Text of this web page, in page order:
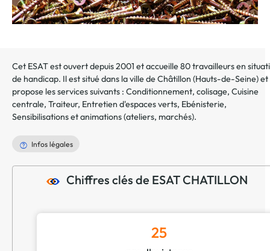
Cet ESAT est ouvert depuis 2001 et accueille 80 travailleurs en
de handicap. Il est situé dans la ville deChâtillon (Hauts-de-Seine) et
propose les services suivants : Conditionnement, colisage, Cuisine
centrale, Traiteur, Entretien d'espaces verts, Ebénisterie,
Sensibilisations et animations (ateliers, marchés).
Infos légales
Chiffres clés de ESAT CHATILLON
25